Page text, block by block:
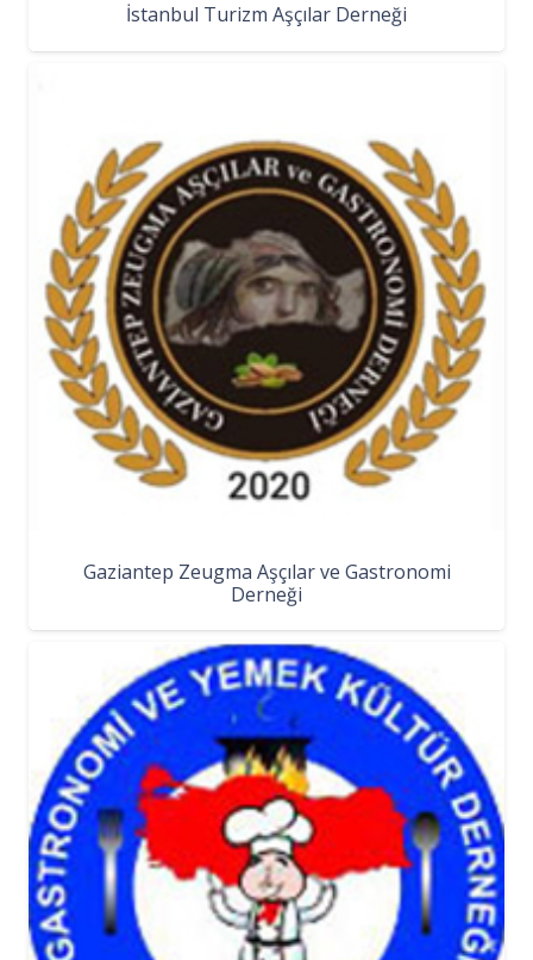
İstanbul Turizm Aşçılar Derneği
Gaziantep Zeugma Aşçılar ve Gastronomi
Derneği